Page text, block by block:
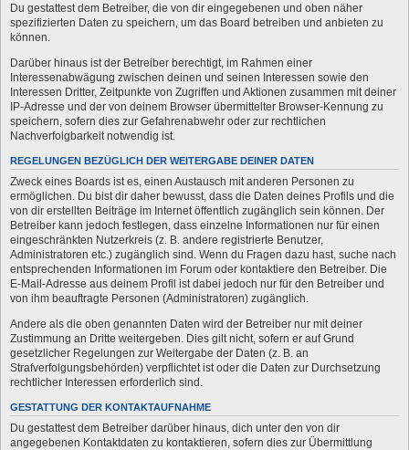
Du gestattest dem Betreiber, die von dir eingegebenen und oben näher
spezifizierten Daten zu speichern, um das Board betreiben und anbieten zu
können.
Darüber hinaus ist der Betreiber berechtigt, im Rahmen einer
Interessenabwägung zwischen deinen und seinen Interessen sowie den
Interessen Dritter, Zeitpunkte von Zugriffen und Aktionen zusammen mit deiner
IP-Adresse und der von deinem Browser übermittelter Browser-Kennung zu
speichern, sofern dies zur Gefahrenabwehr oder zur rechtlichen
Nachverfolgbarkeit notwendig ist.
REGELUNGEN BEZÜGLICH DER WEITERGABE DEINER DATEN
Zweck eines Boards ist es, einen Austausch mit anderen Personen zu
ermöglichen. Du bist dir daher bewusst, dass die Daten deines Profils und die
von dir erstellten Beiträge im Internet öffentlich zugänglich sein können. Der
Betreiber kann jedoch festlegen, dass einzelne Informationen nur für einen
eingeschränkten Nutzerkreis (z. B. andere registrierte Benutzer,
Administratoren etc.) zugänglich sind. Wenn du Fragen dazu hast, suche nach
entsprechenden Informationen im Forum oder kontaktiere den Betreiber. Die
E-Mail-Adresse aus deinem Profil ist dabei jedoch nur für den Betreiber und
von ihm beauftragte Personen (Administratoren) zugänglich.
Andere als die oben genannten Daten wird der Betreiber nur mit deiner
Zustimmung an Dritte weitergeben. Dies gilt nicht, sofern er auf Grund
gesetzlicher Regelungen zur Weitergabe der Daten (z. B. an
Strafverfolgungsbehörden) verpflichtet ist oder die Daten zur Durchsetzung
rechtlicher Interessen erforderlich sind.
GESTATTUNG DER KONTAKTAUFNAHME
Du gestattest dem Betreiber darüber hinaus, dich unter den von dir
angegebenen Kontaktdaten zu kontaktieren, sofern dies zur Übermittlung